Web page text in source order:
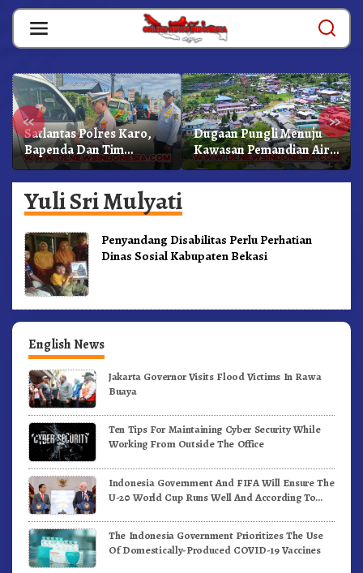
Skip
content
« »
Satlantas Polres Karo,
Bapenda Dan Tim
Lainnya Gelar Oprasi
Sadar Pajak Kenderaan
Dugaan Pungli Menuju
Kawasan Pemandian Air
Panas Semangat Gunung
– Doulu Foto Dan
Yuli Sri Mulyati
Penyandang Disabilitas Perlu Perhatian
Dinas Sosial Kabupaten Bekasi
English News
Jakarta Governor Visits Flood Victims In Rawa
Buaya
Ten Tips For Maintaining Cyber Security While
Working From Outside The Office
Indonesia Government And FIFA Will Ensure The
U-20 World Cup Runs Well And According To
The Indonesia Government Prioritizes The Use
Of Domestically-Produced COVID-19 Vaccines